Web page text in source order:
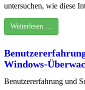
untersuchen, wie diese
Weiterlesen …
Windows-
Benutzererfahrung und